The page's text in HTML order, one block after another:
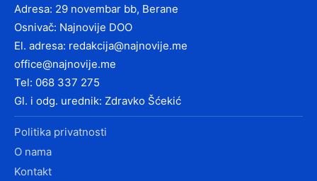
Adresa: 29 novembar bb, Berane
Osnivač: Najnovije DOO
El. adresa: redakcija@najnovije.me
office@najnovije.me
Tel: 068 337 275
Gl. i odg. urednik: Zdravko Šćekić
Politika privatnosti
O nama
Kontakt